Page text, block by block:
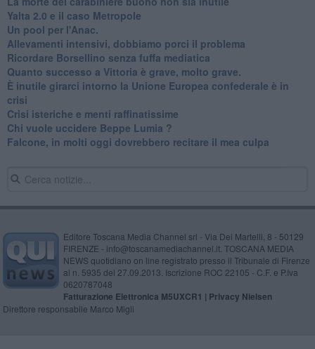
Yalta 2.0 e il caso Metropole
​Un pool per l'Anac.
Allevamenti intensivi, dobbiamo porci il problema
Ricordare Borsellino senza fuffa mediatica
​Quanto successo a Vittoria è grave, molto grave.
​È inutile girarci intorno la Unione Europea confederale è in
crisi
Crisi isteriche e menti raffinatissime
Chi vuole uccidere Beppe Lumia ?
Falcone, in molti oggi dovrebbero recitare il mea culpa
Editore Toscana Media Channel srl - Via Dei Martelli, 8 - 50129
FIRENZE - info@toscanamediachannel.it. TOSCANA MEDIA
NEWS quotidiano on line registrato presso il Tribunale di Firenze
al n. 5935 del 27.09.2013. Iscrizione ROC 22105 - C.F. e P.Iva
0620787048
Fatturazione Elettronica M5UXCR1 | Privacy Nielsen
Direttore responsabile Marco Migli